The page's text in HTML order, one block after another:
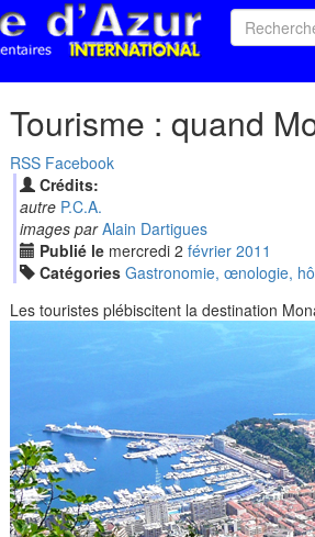
Tourisme : quand
RSS Facebook
Crédits:
autre P.C.A.
images par Alain Dartigues
Publié le mercredi 2 février 2011
Catégories Gastronomie, œnologie,
Les touristes plébiscitent la destination